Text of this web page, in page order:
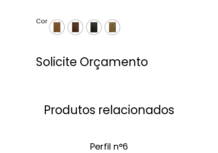
Cor
Solicite Orçamento
Produtos relacionados
Perfil n°6